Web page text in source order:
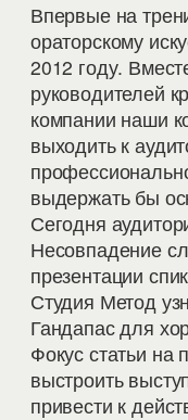
Впервые на
ораторскому
2012 году.
руководителей
компании наши
выходить к
выдержать бы
Сегодня
Несовпадение
презентации
Студия Метод
Гандапас для
Фокус статьи на
выстроить
привести к